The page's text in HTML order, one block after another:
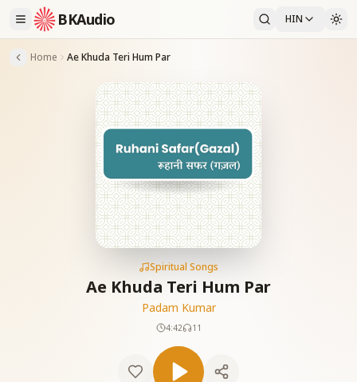
BKAudio HIN
Home Ae Khuda Teri Hum Par
Spiritual Songs
Ae Khuda Teri Hum Par
Padam Kumar
4:42 11